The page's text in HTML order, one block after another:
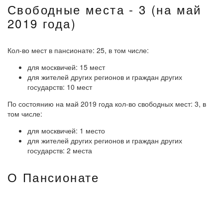
Свободные места - 3 (на май
2019 года)
Кол-во мест в пансионате: 25, в том числе:
для москвичей: 15 мест
для жителей других регионов и граждан других
государств: 10 мест
По состоянию на май 2019 года кол-во свободных мест: 3, в
том числе:
для москвичей: 1 место
для жителей других регионов и граждан других
государств: 2 места
О Пансионате